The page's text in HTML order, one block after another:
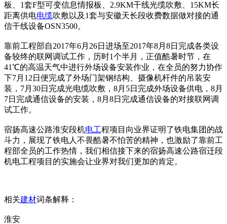
板、1套F型可变信息情报板、2.9KM干线光缆吹敷、15KM长
距离供电电缆吹敷以及1套与安徽天长段收费数据做对接的通
信干线设备OSN3500。
靠前工程部自2017年6月26日进场至2017年8月8日完成各类设
备较终的联网调试工作，历时1个半月，正值酷暑时节，在
41℃的高温天气中进行外场设备安装作业，在全员的努力协作
下7月12日便完成了外场门架钢结构、摄像机杆件的吊装安
装，7月30日完成光电缆吹敷，8月5日完成外场设备供电，8月
7日完成通信设备的安装，8月8日完成通信设备的对接联网调
试工作。
宿扬高速公路淮安段机电工程项目向业界证明了铁电集团的战
斗力，展现了铁电人不畏酷暑不怕苦的精神，也激励了靠前工
程部全员的工作热情，我们相信接下来的宿扬高速公路宿迁段
机电工程项目的实施会让业界对我们更加的肯定。
相关建材词条解释：
淮安